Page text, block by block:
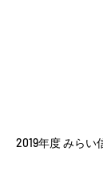
2019年度 みらい